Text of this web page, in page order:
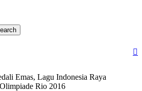

Emas, Lagu Indonesia Raya
Rio 2016